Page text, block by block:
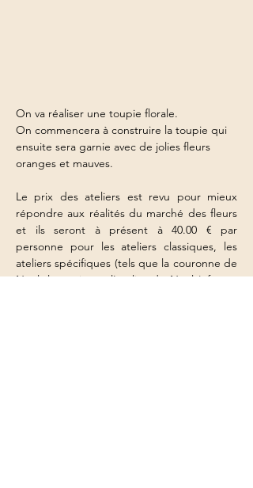
On va réaliser une toupie florale.
On commencera à construire la toupie qui
ensuite sera garnie avec de jolies fleurs
oranges et mauves.
Le prix des ateliers est revu pour mieux
répondre aux réalités du marché des fleurs
et ils seront à présent à 40.00 € par
personne pour les ateliers classiques, les
ateliers spécifiques (tels que la couronne de
Noël, le sapin ou l'atelier de Noël ) feront